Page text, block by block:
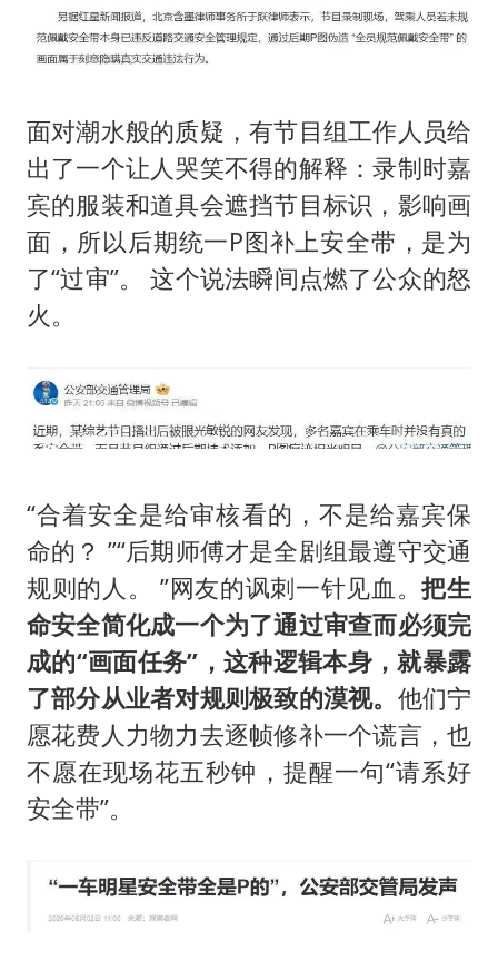
面对潮水般的质疑，有节目组工作人员给
出了一个让人哭笑不得的解释：录制时嘉
宾的服装和道具会遮挡节目标识，影响画
面，所以后期统一P图补上安全带，是为
了“过审”。 这个说法瞬间点燃了公众的怒
火。
“合着安全是给审核看的，不是给嘉宾保
命的？ ”“后期师傅才是全剧组最遵守交通
规则的人。 ”网友的讽刺一针见血。把生
命安全简化成一个为了通过审查而必须完
成的“画面任务”，这种逻辑本身，就暴露
了部分从业者对规则极致的漠视。 他们宁
愿花费人力物力去逐帧修补一个谎言，也
不愿在现场花五秒钟，提醒一句“请系好
安全带”。